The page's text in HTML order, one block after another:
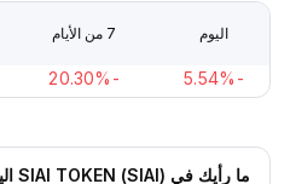
اليوم 7 من الأيام
-5.54%
-20.30%
ما رأيك في SIAI TOKEN (SIAI) اليوم؟